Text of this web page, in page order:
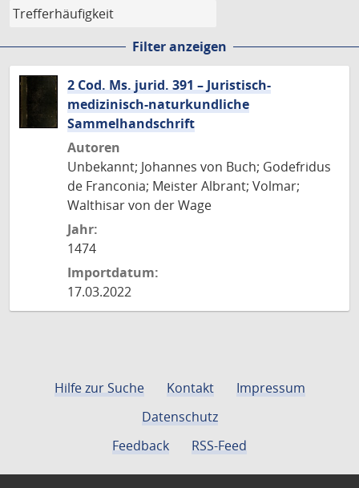
Filter anzeigen
2 Cod. Ms. jurid. 391 – Juristisch-
medizinisch-naturkundliche
Sammelhandschrift
Autoren
Unbekannt; Johannes von Buch; Godefridus
de Franconia; Meister Albrant; Volmar;
Walthisar von der Wage
Jahr:
1474
Importdatum:
17.03.2022
Hilfe zur Suche Kontakt
Impressum
Datenschutz
Feedback
RSS-Feed